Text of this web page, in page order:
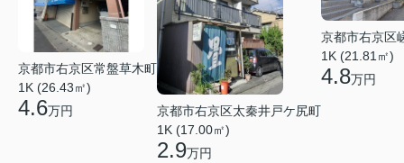
京都市右京区常盤草木町
1K (26.43㎡)
4.6万円
京都市右京区太秦井戸ケ尻町
1K (17.00㎡)
2.9万円
京都市右京区
1K (21.81㎡)
4.8万円